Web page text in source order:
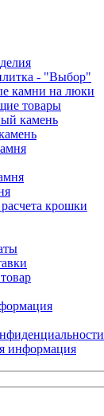
- "Выбор"
камни на люки
товары
камень
крошки
информация